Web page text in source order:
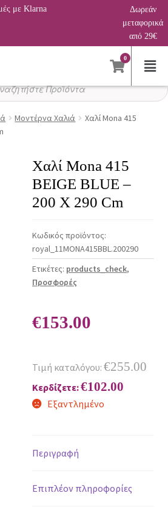
με Klarna
Δωρεάν
μεταφορικά
από 29€
0
Μοντέρνα Χαλιά
Χαλί Mona 415
Χαλί Mona 415
BEIGE BLUE –
200 X 290 Cm
Κωδικός προϊόντος:
royal_11MONA415BBL.200290
Ετικέτες: products_check,
Προσφορές
€153.00
Τιμή καταλόγου: €255.00
Κερδίζετε:€102.00
Εξαντλημένο
Περιγραφή
Επιπλέον πληροφορίες